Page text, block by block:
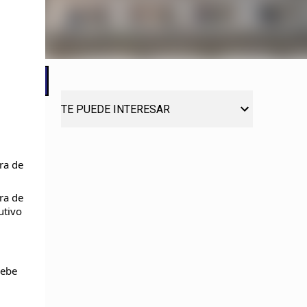
de
de
TE PUEDE INTERESAR